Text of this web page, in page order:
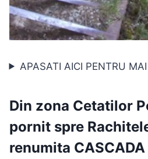
APASATI AICI PENTRU
Din zona Cetatilor
pornit spre
renumita